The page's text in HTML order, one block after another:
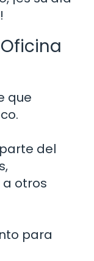
que
del
otros
para